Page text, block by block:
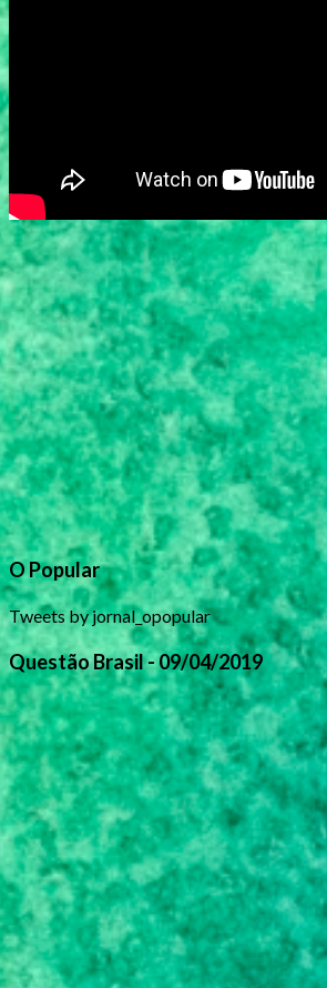
O Popular
Tweets by jornal_opopular
Questão Brasil - 09/04/2019